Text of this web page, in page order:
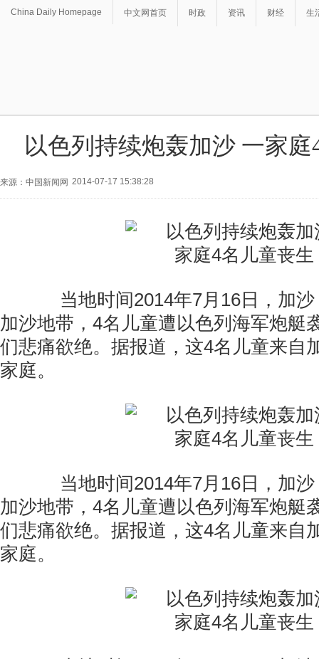
China Daily Homepage 中文网首页 时政 资讯 财经 生
以色列持续炮轰加沙 一家
来源：中国新闻网 2014-07-17 15:38:28
当地时间2014年7月16日，加沙
加沙地带，4名儿童遭以色列海军炮艇
们悲痛欲绝。据报道，这4名儿童来自
家庭。
当地时间2014年7月16日，加沙
加沙地带，4名儿童遭以色列海军炮艇
们悲痛欲绝。据报道，这4名儿童来自
家庭。